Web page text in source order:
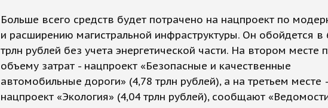
Больше всего средств будет потрачено на нацпроект по
и расширению магистральной инфраструктуры. Он обойдется в
трлн рублей без учета энергетической части. На втором месте
объему затрат - нацпроект «Безопасные и качественные
автомобильные дороги» (4,78 трлн рублей), а на третьем месте
нацпроект «Экология» (4,04 трлн рублей), сообщают